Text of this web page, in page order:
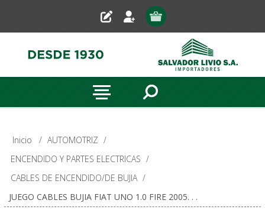
Inicio / AUTOMOTRIZ /
ENCENDIDO Y PARTES ELECTRICAS /
CABLES DE ENCENDIDO/DE BUJIA /
JUEGO CABLES BUJIA FIAT UNO 1.0 FIRE 2005. . .